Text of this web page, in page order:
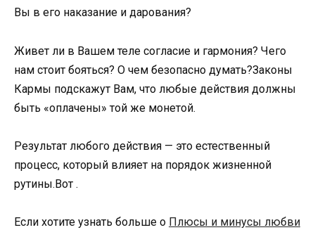
Вы в его наказание и дарования?
Живет ли в Вашем теле согласие и гармония? Чего
нам стоит бояться? О чем безопасно думать?Законы
Кармы подскажут Вам, что любые действия должны
быть «оплачены» той же монетой.
Результат любого действия — это естественный
процесс, который влияет на порядок жизненной
рутины.Вот .
Если хотите узнать больше о Плюсы и минусы любви